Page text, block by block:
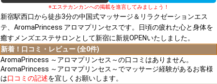
※エステカンカンへの掲載を進言してみましょう！
新宿駅西口から徒歩3分の中国式マッサージ＆リラクゼーションエス
テ、AromaPrincess アロマプリンセスです。日頃の疲れた心と身体を
癒すメンズエステサロンとして新宿に新規OPENいたしました。
新着！口コミ・レビュー (全0件)
AromaPrincess ～アロマプリンセス～の口コミはありません。
AromaPrincess ～アロマプリンセス～でマッサージ経験があるお客様
は口コミの記述を宜しくお願いします。